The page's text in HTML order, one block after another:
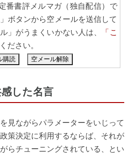
番書評メルマガ（独自配信）で
ボタンから空メールを送信して
」がうまくいかない人は、
「こ
ださい。
購読 空メール解除
した名言
見ながらパラメーターをいじって
策決定に利用するならば、それが
らチューニングされている、とい